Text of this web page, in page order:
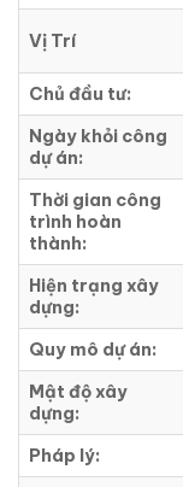
Vị Trí
Chủ đầu tư:
Ngày khỏi công
dự án:
Thời gian công
trình hoàn
thành:
Hiện trạng xây
dựng:
Quy mô dự án:
Mật độ xây
dựng:
Pháp lý: